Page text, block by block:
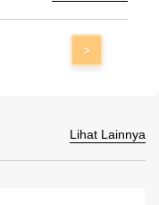
>
Lihat Lainnya